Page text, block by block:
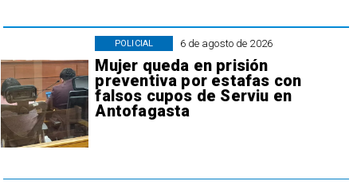
6 de agosto de 2026
Mujer queda en prisión
preventiva por estafas con
falsos cupos de Serviu en
Antofagasta
POLICIAL